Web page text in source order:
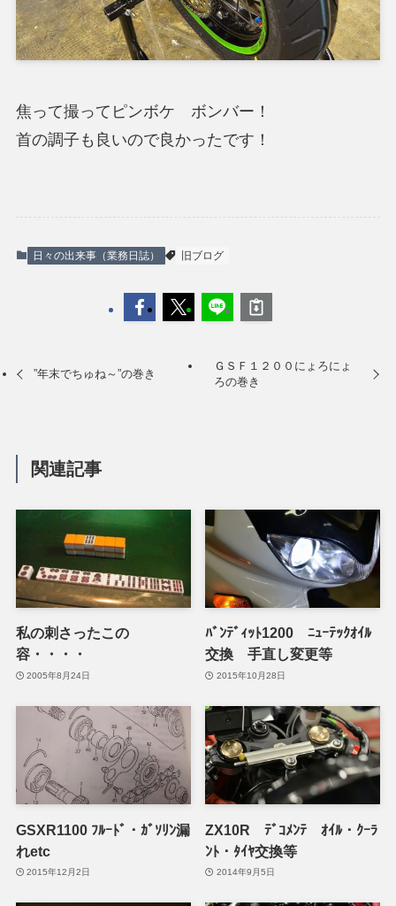
焦って撮ってピンボケ ボンバー！
首の調子も良いので良かったです！
日々の出来事（業務日誌） 旧ブログ
”年末でちゅね～”の巻き
ＧＳＦ１２００にょろにょ
ろの巻き
関連記事
私の刺さったこの
容・・・・
2005年8月24日
ﾊﾞﾝﾃﾞｨｯﾄ1200 ﾆｭｰﾃｯｸｵｲﾙ
交換 手直し変更等
2015年10月28日
GSXR1100 ﾌﾙｰﾄﾞ・ｶﾞｿﾘﾝ漏
れetc
2015年12月2日
ZX10R ﾃﾞｺﾒﾝﾃ ｵｲﾙ・ｸｰﾗ
ﾝﾄ・ﾀｲﾔ交換等
2014年9月5日